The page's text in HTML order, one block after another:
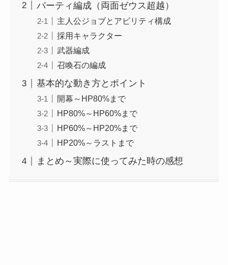
パーティ編成（両面ゼウス超越）
主人公ジョブとアビリティ構成
採用キャラクター
武器編成
召喚石の編成
基本的な動き方とポイント
開幕～HP80%まで
HP80%～HP60%まで
HP60%～HP20%まで
HP20%～ラストまで
まとめ～実際に使ってみた時の感想